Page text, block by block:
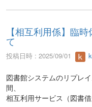
【相互利用係】臨
て
投稿日時 : 2025/09/01
図書館システムのリプレ
間、
相互利用サービス（図書